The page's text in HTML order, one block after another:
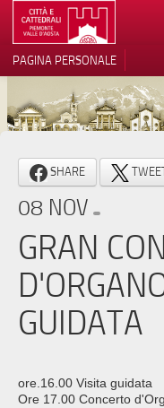
TERRITORIO
ARCHITETTURE
MUSEI
ITINERARI
EVENTI
CONTATTI
PRESS
PAGINA PERSONALE
SHARE
08 NOV
GRAN
GUIDATA
ore.16.00 Visita guidata
Ore 17.00 Concerto
Informativa sulla
Le tue